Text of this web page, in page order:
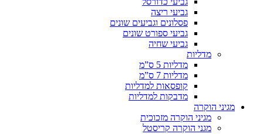
גביעי ריצה
פסלונים וגביעים שונים
גביעי ספורט שונים
גביעי שחיה
מדליות
מדליות 5 ס”מ
מדליות 7 ס”מ
קופסאות למדליות
מדבקות למדליות
מגיני הוקרה
מגיני הוקרה מזכוכית
מגני הוקרה קריסטל